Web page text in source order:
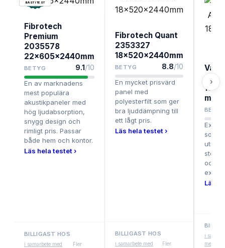
BÄST I TEST
Fibrotech
Premium
2035578
22x605x2440mm
BETYG 9.1/10
En av marknadens
mest populära
akustikpaneler med
hög ljudabsorption,
snygg design och
rimligt pris. Passar
både hem och kontor.
Läs hela testet ›
BILLIGAST HOS
i samarbete med
Fler
Fibrotech Quant
2353327
18x520x2440mm
BETYG 8.8/10
En mycket prisvärd
panel med
polyesterfilt som ger
bra ljuddämpning till
ett lågt pris.
Läs hela testet ›
BILLIGAST HOS
i samarbete med
Fler
mm
Extra
som
större
och
Läs
i
med
›